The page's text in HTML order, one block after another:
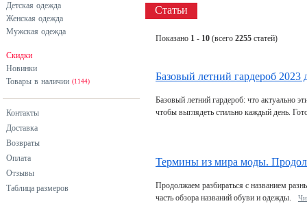
Детская одежда
Женская одежда
Мужская одежда
Скидки
Новинки
Товары в наличии (1144)
Контакты
Доставка
Возвраты
Оплата
Отзывы
Таблица размеров
Статьи
Показано 1 - 10 (всего 2255 статей)
Базовый летний гардероб
Базовый летний гардероб: что актуально
чтобы выглядеть стильно каждый день.
Термины из мира моды.
Продолжаем разбираться с названием
часть обзора названий обуви и одежды.